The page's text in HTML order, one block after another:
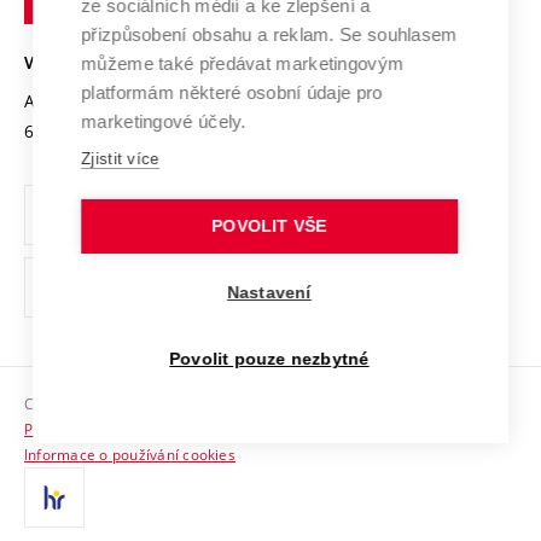
Open Science
Projekty
Projekty ze strukturálních fondů
Specifický výzkum
Univerzitní sítě
Bezpečná univerzita
Vyznamenání
Organizační struktura
Ochrana osobních údajů
odkaz)
Sociální bezpečí
HR Award
Kontakty
VYSOKÉ UČENÍ TECHNICKÉ V BRNĚ
Antonínská 548/1
602 00 Brno
www.vut.cz
vut@vutbr.cz
Copyright © 2026 VUT
Prohlášení o přístupnosti
Informace o používání cookies
ze sociálních médií a ke zlepšení a
přizpůsobení obsahu a reklam. Se souhlasem
můžeme také předávat marketingovým
platformám některé osobní údaje pro
marketingové účely.
Zjistit více
POVOLIT VŠE
Nastavení
Povolit pouze nezbytné